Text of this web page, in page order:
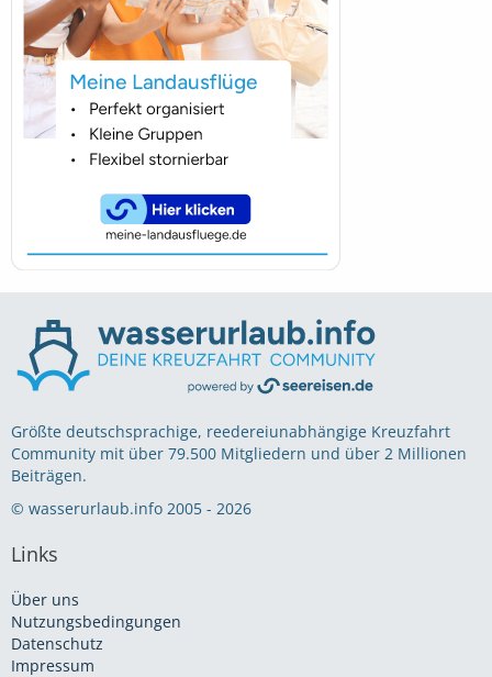
Größte deutschsprachige, reedereiunabhängige Kreuzfahrt
Community mit über 79.500 Mitgliedern und über 2 Millionen
Beiträgen.
© wasserurlaub.info 2005 - 2026
Links
Über uns
Nutzungsbedingungen
Datenschutz
Impressum